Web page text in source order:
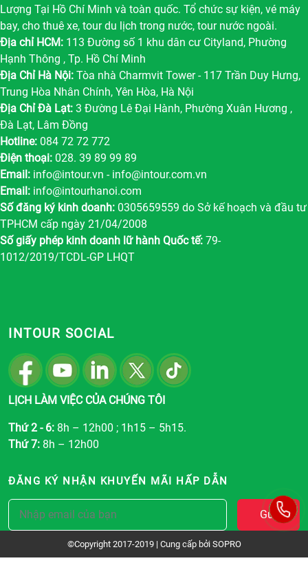
Lượng Tại Hồ Chí Minh và toàn quốc. Tổ chức sự kiện, vé máy
bay, cho thuê xe, tour du lịch trong nước, tour nước ngoài.
Địa chỉ HCM: 113 Đường số 1 khu dân cư Cityland, Phường
Hạnh Thông , Tp. Hồ Chí Minh
Địa Chỉ Hà Nội: Tòa nhà Charmvit Tower - 117 Trần Duy Hưng,
Trung Hòa Nhân Chính, Yên Hòa, Hà Nội
Địa Chỉ Đà Lạt: 3 Đường Lê Đại Hành, Phường Xuân Hương ,
Đà Lạt, Lâm Đồng
Hotline: 084 72 72 772
Điện thoại: 028. 39 89 99 89
Email: info@intour.vn - info@intour.com.vn
Email: info@intourhanoi.com
Số đăng ký kinh doanh: 0305659559 do Sở kế hoạch và đầu tư
TPHCM cấp ngày 21/04/2008
Số giấy phép kinh doanh lữ hành Quốc tế: 79-
1012/2019/TCDL-GP LHQT
INTOUR SOCIAL
LỊCH LÀM VIỆC CỦA CHÚNG TÔI
Thứ 2 - 6: 8h – 12h00 ; 1h15 – 5h15.
Thứ 7: 8h – 12h00
ĐĂNG KÝ NHẬN KHUYẾN MÃI HẤP DẪN
Gửi
©Copyright 2017-2019 | Cung cấp bởi SOPRO